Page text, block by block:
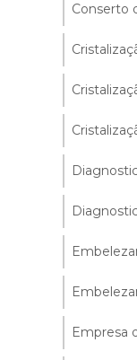
Conserto
Empresa